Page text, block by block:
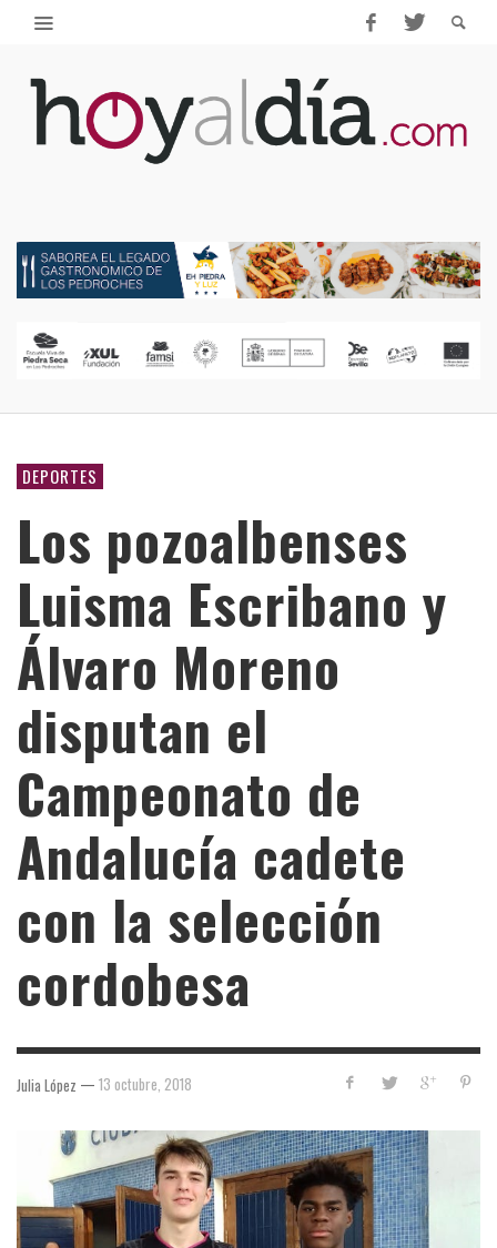
DEPORTES
Los pozoalbenses
Luisma Escribano y
Álvaro Moreno
disputan el
Campeonato de
Andalucía cadete
con la selección
cordobesa
Julia López — 13 octubre, 2018